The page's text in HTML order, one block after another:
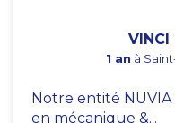
1 an à
Notre entité NUVIA
en mécanique &...